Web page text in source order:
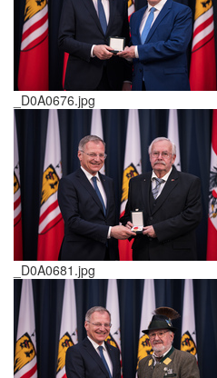
_D0A0676.jpg
_D0A0681.jpg